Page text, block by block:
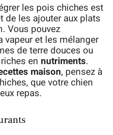
les pois chiches est
de les ajouter aux plats
Vous pouvez
vapeur et les mélanger
de terre douces ou
riches en nutriments.
maison, pensez à
que votre chien
repas.